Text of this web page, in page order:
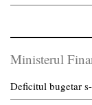
Ministerul
Deficitul bugetar